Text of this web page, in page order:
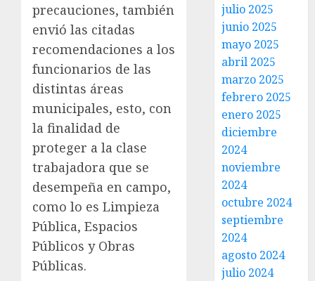
precauciones, también
envió las citadas
recomendaciones a los
funcionarios de las
distintas áreas
municipales, esto, con
la finalidad de
proteger a la clase
trabajadora que se
desempeña en campo,
como lo es Limpieza
Pública, Espacios
Públicos y Obras
Públicas.
julio 2025
junio 2025
mayo 2025
abril 2025
marzo 2025
febrero 2025
enero 2025
diciembre
2024
noviembre
2024
octubre 2024
septiembre
2024
agosto 2024
julio 2024